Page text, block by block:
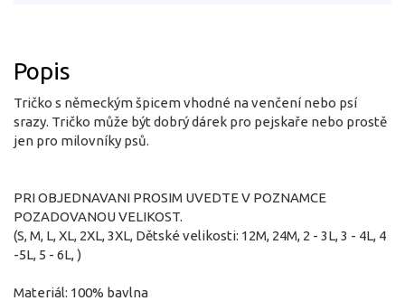
Popis
Tričko s německým špicem vhodné na venčení nebo psí
srazy. Tričko může být dobrý dárek pro pejskaře nebo prostě
jen pro milovníky psů.
PRI OBJEDNAVANI PROSIM UVEDTE V POZNAMCE
POZADOVANOU VELIKOST.
(S, M, L, XL, 2XL, 3XL, Dětské velikosti: 12M, 24M, 2 - 3L, 3 - 4L, 4
-5L, 5 - 6L, )
Materiál: 100% bavlna